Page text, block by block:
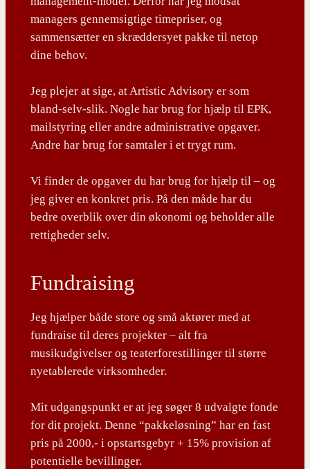
managers gennemsigtige timepriser, og
sammensætter en skræddersyet pakke til netop
dine behov.
Jeg plejer at sige, at Artistic Advisory er som
bland-selv-slik. Nogle har brug for hjælp til EPK,
mailstyring eller andre administrative opgaver.
Andre har brug for samtaler i et trygt rum.
Vi finder de opgaver du har brug for hjælp til – og
jeg giver en konkret pris. På den måde har du
bedre overblik over din økonomi og beholder alle
rettigheder selv.
Fundraising
Jeg hjælper både store og små aktører med at
fundraise til deres projekter – alt fra
musikudgivelser og teaterforestillinger til større
nyetablerede virksomheder.
Mit udgangspunkt er at jeg søger 8 udvalgte fonde
for dit projekt. Denne “pakkeløsning” har en fast
pris på 2000,- i opstartsgebyr + 15% provision af
potentielle bevillinger.